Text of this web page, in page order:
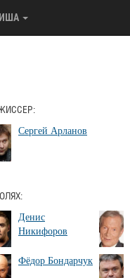
Сергей Арланов
Денис
Никифоров
Фёдор Бондарчук